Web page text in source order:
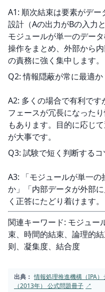
A1: 順次結束は要素がデー
設計（Aの出力がBの入力
モジュールが単一のデー
操作をまとめ、外部から
の責務に強く集中します。
Q2: 情報隠蔽が常に最適か
A2: 多くの場合で有利で
フェースが冗長になった
もあります。目的に応じ
が大事です。
Q3: 試験で短く判断するコ
A3: 「モジュールが単一
か」「内部データが外部
く正答にたどり着けます。
関連キーワード: モジュー
束、時間的結束、論理的
则、凝集度、結合度
出典： 情報処理推進機構（IPA
（2013年） 公式問題冊子 ↗